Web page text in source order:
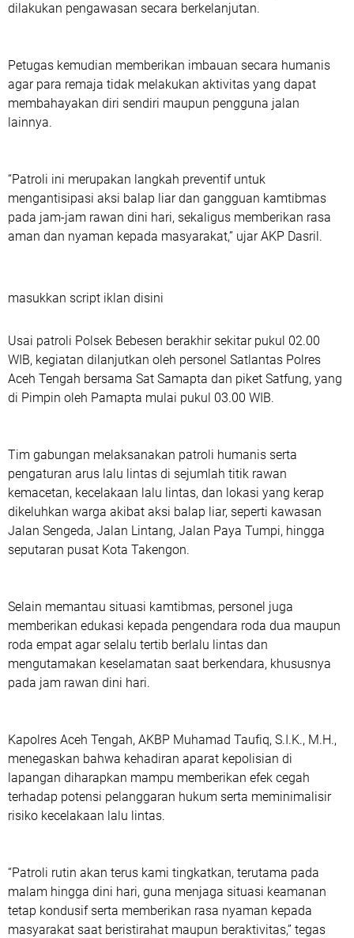
dilakukan pengawasan secara berkelanjutan.
Petugas kemudian memberikan imbauan secara humanis
agar para remaja tidak melakukan aktivitas yang dapat
membahayakan diri sendiri maupun pengguna jalan
lainnya.
“Patroli ini merupakan langkah preventif untuk
mengantisipasi aksi balap liar dan gangguan kamtibmas
pada jam-jam rawan dini hari, sekaligus memberikan rasa
aman dan nyaman kepada masyarakat,” ujar AKP Dasril.
masukkan script iklan disini
Usai patroli Polsek Bebesen berakhir sekitar pukul 02.00
WIB, kegiatan dilanjutkan oleh personel Satlantas Polres
Aceh Tengah bersama Sat Samapta dan piket Satfung, yang
di Pimpin oleh Pamapta mulai pukul 03.00 WIB.
Tim gabungan melaksanakan patroli humanis serta
pengaturan arus lalu lintas di sejumlah titik rawan
kemacetan, kecelakaan lalu lintas, dan lokasi yang kerap
dikeluhkan warga akibat aksi balap liar, seperti kawasan
Jalan Sengeda, Jalan Lintang, Jalan Paya Tumpi, hingga
seputaran pusat Kota Takengon.
Selain memantau situasi kamtibmas, personel juga
memberikan edukasi kepada pengendara roda dua maupun
roda empat agar selalu tertib berlalu lintas dan
mengutamakan keselamatan saat berkendara, khususnya
pada jam rawan dini hari.
Kapolres Aceh Tengah, AKBP Muhamad Taufiq, S.I.K., M.H.,
menegaskan bahwa kehadiran aparat kepolisian di
lapangan diharapkan mampu memberikan efek cegah
terhadap potensi pelanggaran hukum serta meminimalisir
risiko kecelakaan lalu lintas.
“Patroli rutin akan terus kami tingkatkan, terutama pada
malam hingga dini hari, guna menjaga situasi keamanan
tetap kondusif serta memberikan rasa nyaman kepada
masyarakat saat beristirahat maupun beraktivitas,” tegas